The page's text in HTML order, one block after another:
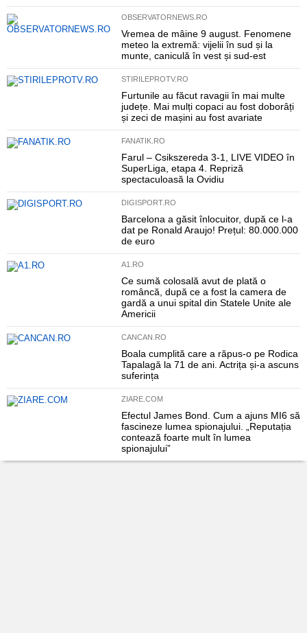
OBSERVATORNEWS.RO
Vremea de mâine 9 august. Fenomene
meteo la extremă: vijelii în sud și la
munte, caniculă în vest și sud-est
STIRILEPROTV.RO
Furtunile au făcut ravagii în mai multe
județe. Mai mulți copaci au fost doborâți
și zeci de mașini au fost avariate
FANATIK.RO
Farul – Csikszereda 3-1, LIVE VIDEO în
SuperLiga, etapa 4. Repriză
spectaculoasă la Ovidiu
DIGISPORT.RO
Barcelona a găsit înlocuitor, după ce l-a
dat pe Ronald Araujo! Prețul: 80.000.000
de euro
A1.RO
Ce sumă colosală avut de plată o
româncă, după ce a fost la camera de
gardă a unui spital din Statele Unite ale
Americii
CANCAN.RO
Boala cumplită care a răpus-o pe Rodica
Tapalagă la 71 de ani. Actrița și-a ascuns
suferința
ZIARE.COM
Efectul James Bond. Cum a ajuns MI6 să
fascineze lumea spionajului. „Reputația
contează foarte mult în lumea
spionajului”